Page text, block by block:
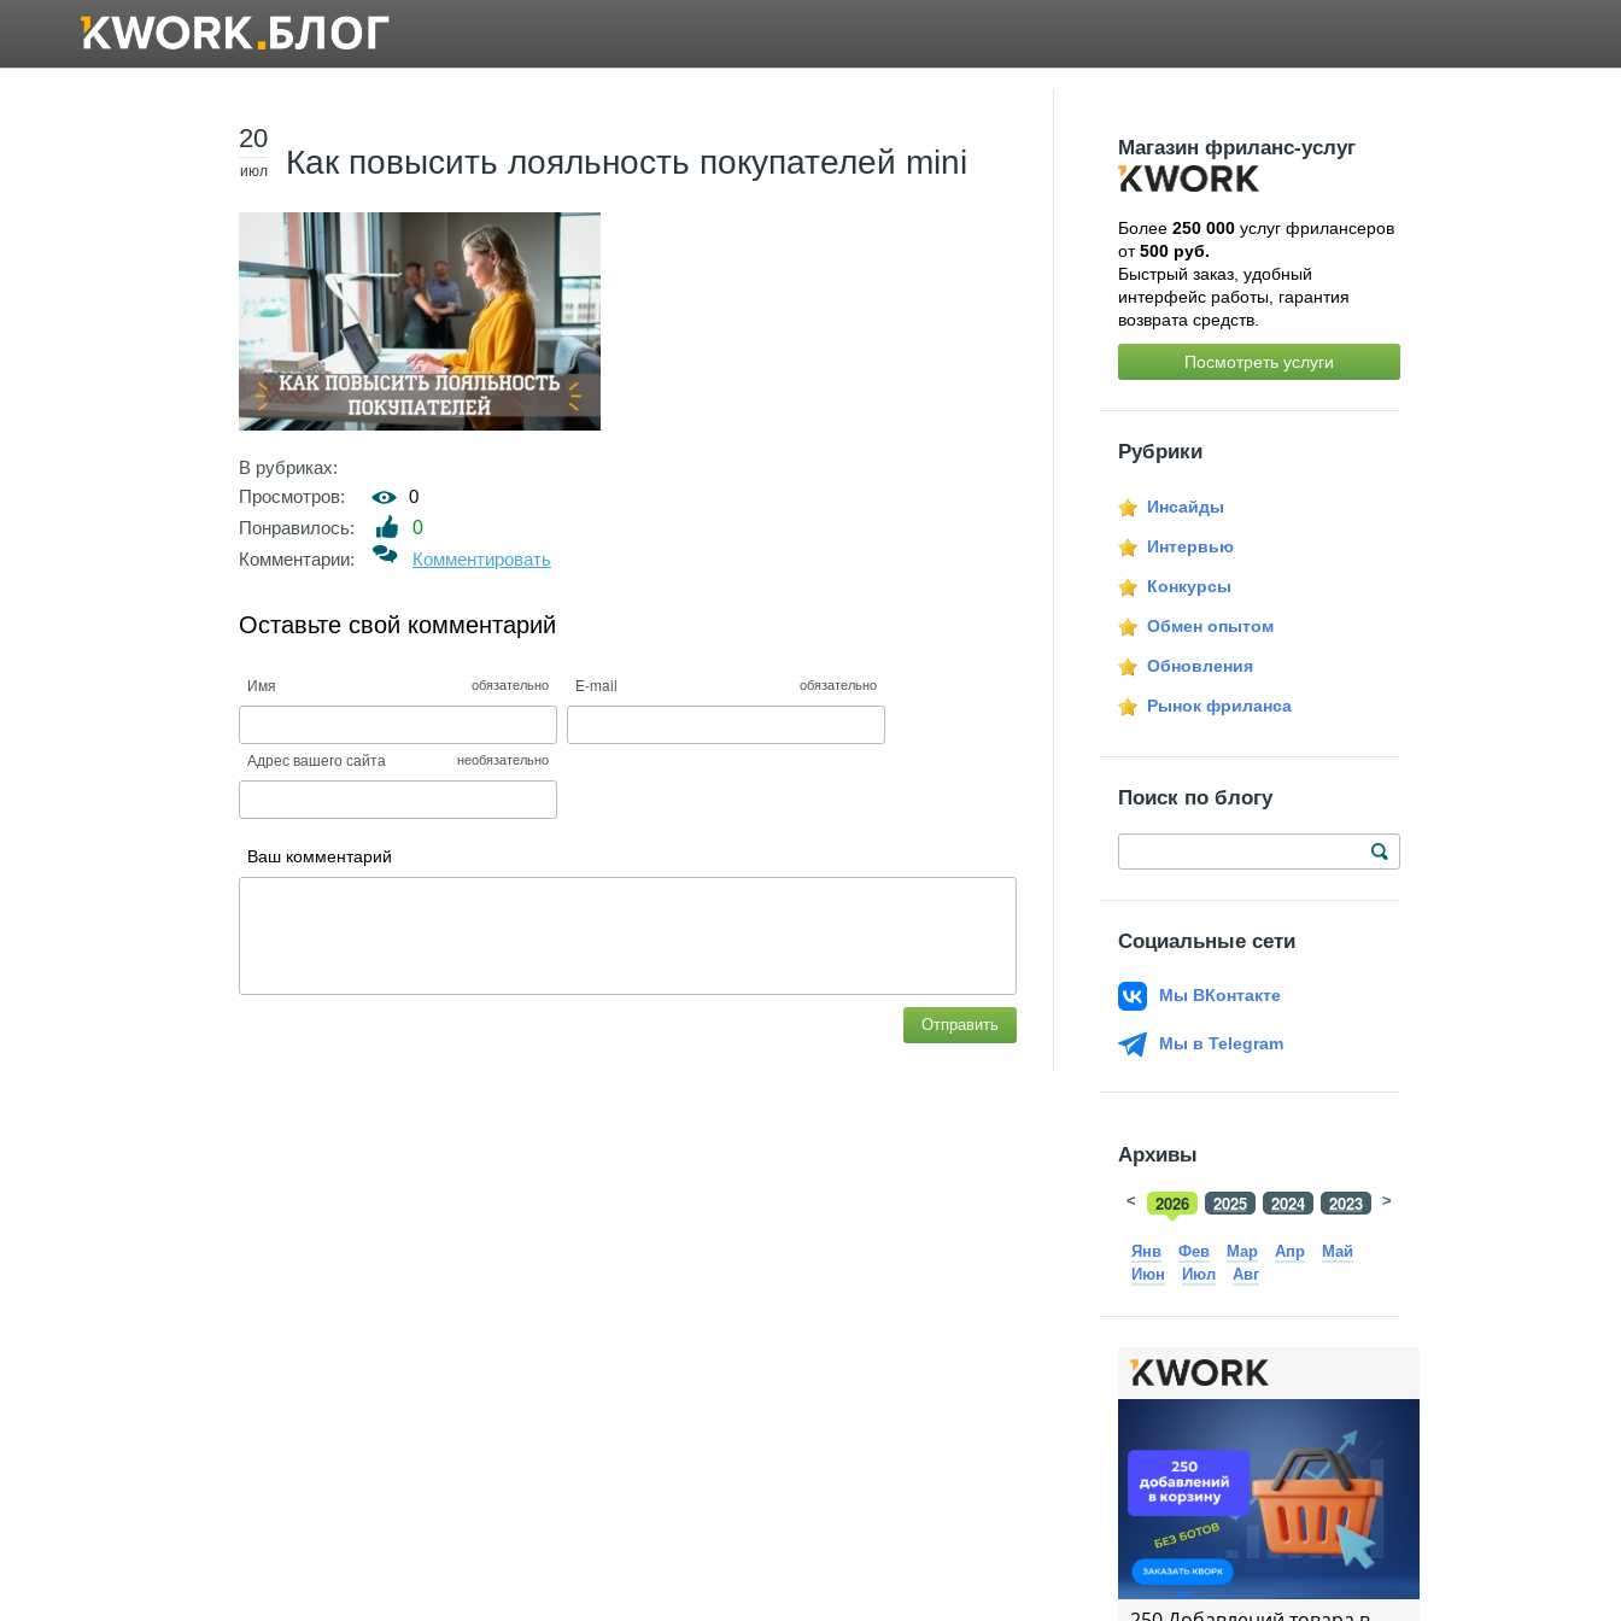
20
июл Как повысить лояльность покупателей mini
В рубриках:
Просмотров:
0
Понравилось:
0
Комментарии:
Комментировать
Оставьте свой комментарий
Имя обязательно E-mail обязательно
Адрес вашего сайта необязательно
Ваш комментарий
Отправить
Магазин фриланс-услуг
Более 250 000услуг фрилансеров
от500 руб.
Быстрый заказ, удобный
интерфейс работы, гарантия
возврата средств.
Посмотреть услуги
Рубрики
Инсайды
Интервью
Конкурсы
Обмен опытом
Обновления
Рынок фриланса
Поиск по блогу
Социальные сети
Мы ВКонтакте
Мы в Telegram
Архивы
2026 2025 2024 2023 2022
< >
Янв Фев Мар Апр
Май
Июн
Июл Авг